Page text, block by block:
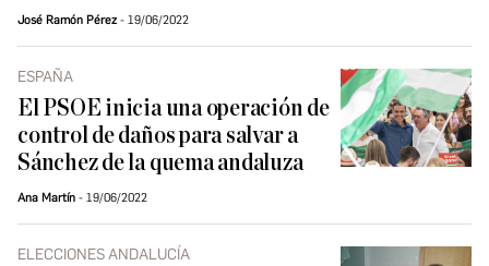
José Ramón Pérez 19/06/2022
ESPAÑA
El PSOE inicia una operación de
control de daños para salvar a
Sánchez de la quema andaluza
Ana Martín 19/06/2022
ELECCIONES ANDALUCÍA